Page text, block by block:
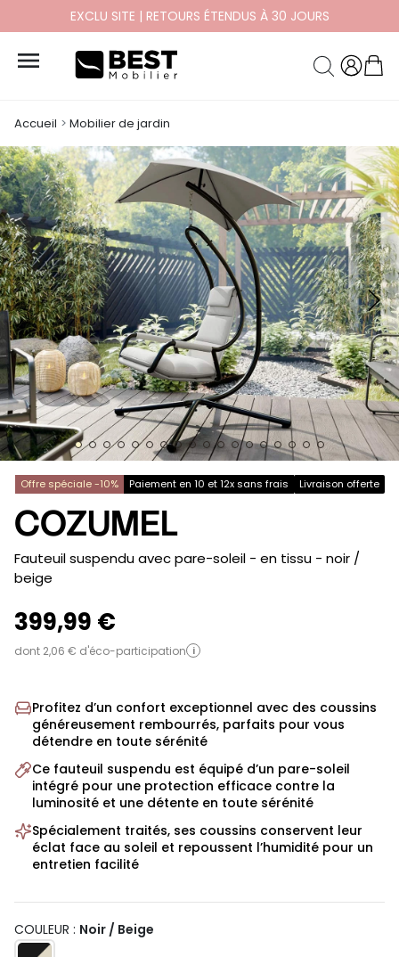
EXCLU SITE | RETOURS ÉTENDUS À 30 JOURS

Accueil Mobilier de jardin
Offre spéciale -10% Paiement en 10 et 12x sans frais Livraison offerte
COZUMEL
-
Fauteuil suspendu avec pare-soleil - en tissu - noir /
beige
399,99 €
dont 2,06 € d'éco-participation i
Profitez d’un confort exceptionnel avec des coussins
généreusement rembourrés, parfaits pour vous
détendre en toute sérénité
Ce fauteuil suspendu est équipé d’un pare-soleil
intégré pour une protection efficace contre la
luminosité et une détente en toute sérénité
Spécialement traités, ses coussins conservent leur
éclat face au soleil et repoussent l’humidité pour un
entretien facilité
COULEUR : Noir / Beige